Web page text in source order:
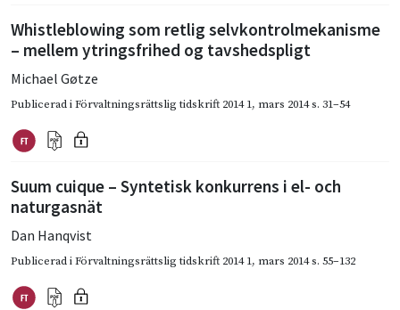
Whistleblowing som retlig selvkontrolmekanisme
– mellem ytringsfrihed og tavshedspligt
Michael Gøtze
Publicerad iFörvaltningsrättslig tidskrift 2014 1, mars 2014s. 31–54
Suum cuique – Syntetisk konkurrens i el- och
naturgasnät
Dan Hanqvist
Publicerad iFörvaltningsrättslig tidskrift 2014 1, mars 2014s. 55–132